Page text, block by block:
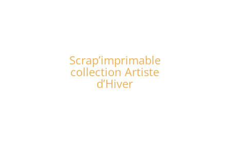
Scrap’imprimable
collection Artiste
d’Hiver